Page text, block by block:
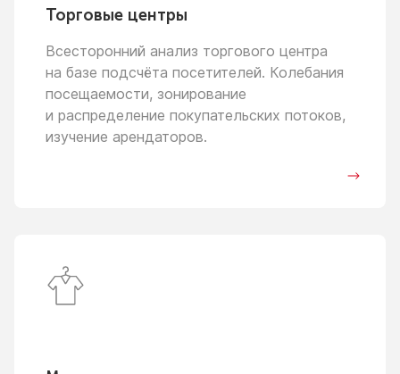
Торговые центры
Всесторонний анализ торгового центра
на базе подсчёта посетителей. Колебания
посещаемости, зонирование
и распределение покупательских потоков,
изучение арендаторов.